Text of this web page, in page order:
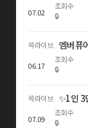
07.02
조회수
🔒
쓱라이브
06.17
조회수
🔒
쓱라이브
07.09
조회수
🔒